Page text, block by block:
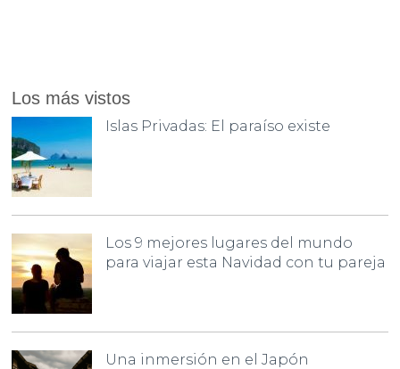
Los más vistos
Islas Privadas: El paraíso existe
Los 9 mejores lugares del mundo
para viajar esta Navidad con tu pareja
Una inmersión en el Japón